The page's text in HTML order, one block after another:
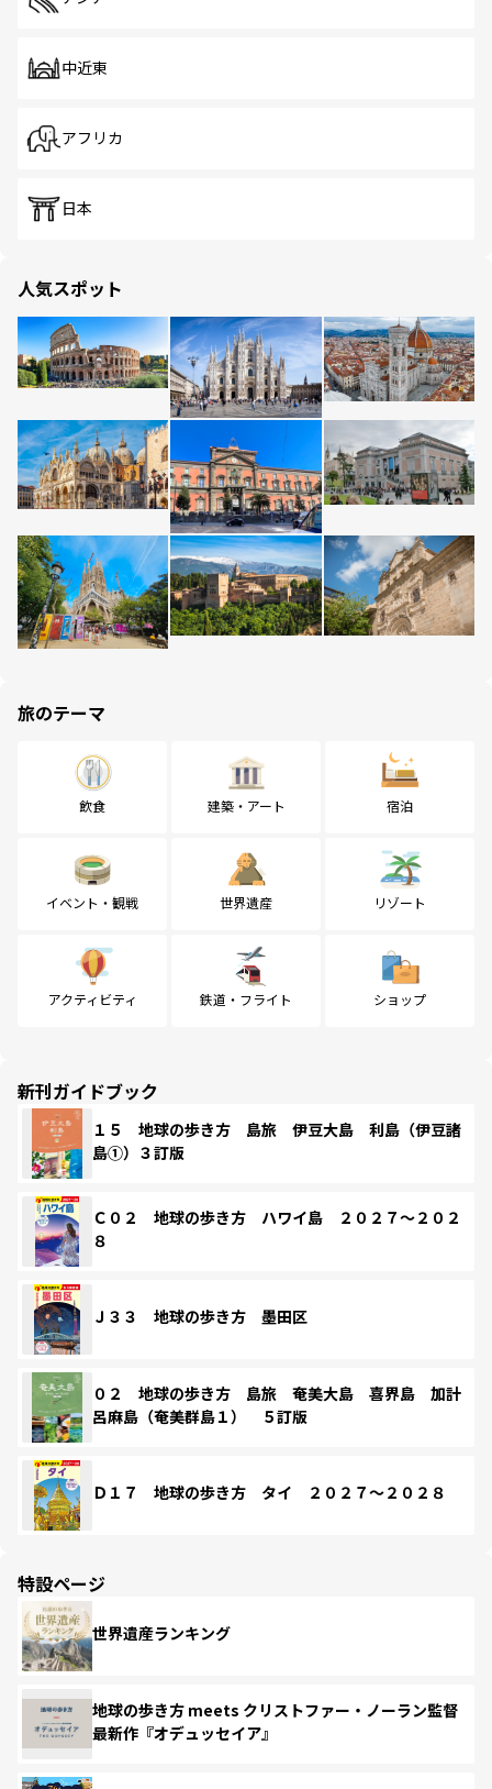
中近東
アフリカ
日本
人気スポット
旅のテーマ
飲食 建築・アート 宿泊
イベント・観戦 世界遺産 リゾート
アクティビティ 鉄道・フライト ショップ
新刊ガイドブック
１５ 地球の歩き方 島旅 伊豆大島 利島（伊豆諸
島①）３訂版
Ｃ０２ 地球の歩き方 ハワイ島 ２０２７～２０２
８
Ｊ３３ 地球の歩き方 墨田区
０２ 地球の歩き方 島旅 奄美大島 喜界島 加計
呂麻島（奄美群島１） ５訂版
Ｄ１７ 地球の歩き方 タイ ２０２７～２０２８
特設ページ
世界遺産ランキング
地球の歩き方 meets クリストファー・ノーラン監督
最新作『オデュッセイア』